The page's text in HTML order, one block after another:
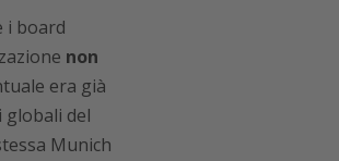
i board
non
era già
globali del
Munich